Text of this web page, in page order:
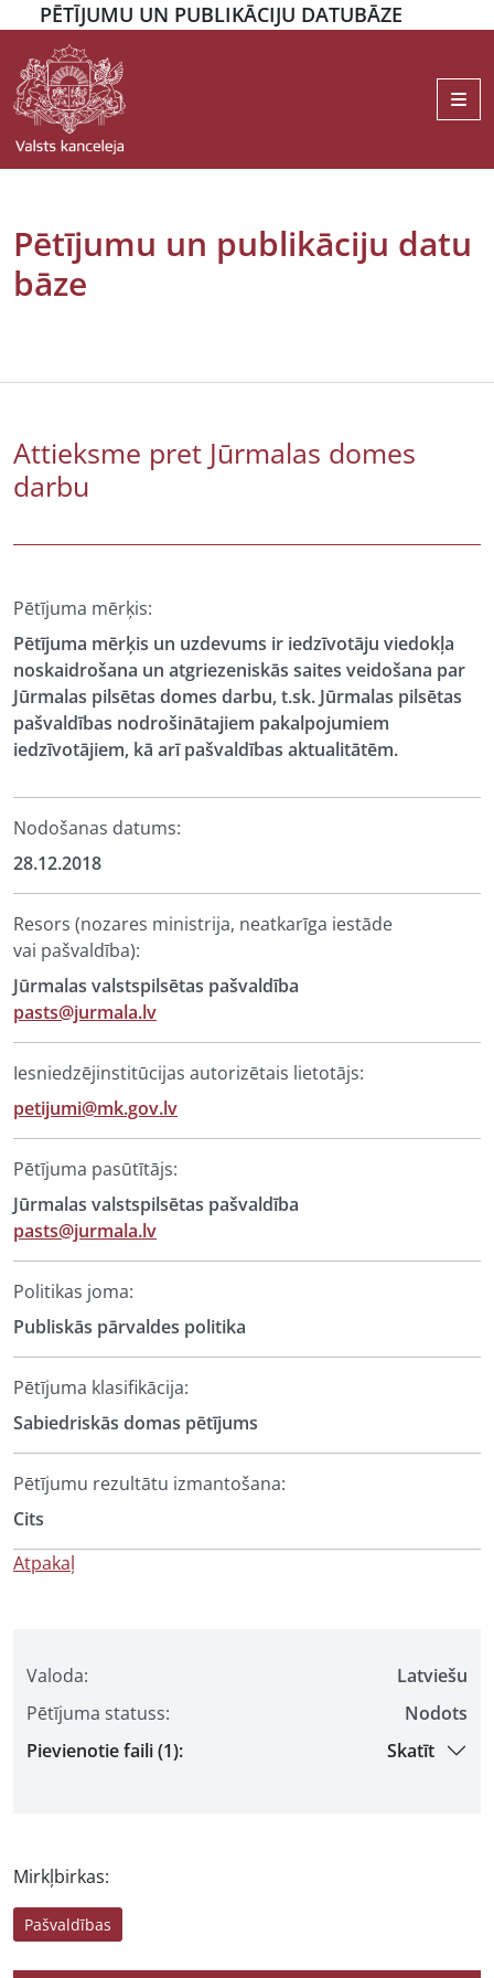
PĒTĪJUMU UN PUBLIKĀCIJU DATUBĀZE
Pētījumu un publikāciju datu
bāze
Valoda:
Latviešu
Pētījuma statuss:
Nodots
Pievienotie faili (1):
Skatīt
Mirkļbirkas:
Pašvaldības
Attieksme pret Jūrmalas domes
darbu
Pētījuma mērķis:
Pētījuma mērķis un uzdevums ir iedzīvotāju viedokļa
noskaidrošana un atgriezeniskās saites veidošana par
Jūrmalas pilsētas domes darbu, t.sk. Jūrmalas pilsētas
pašvaldības nodrošinātajiem pakalpojumiem
iedzīvotājiem, kā arī pašvaldības aktualitātēm.
Nodošanas datums:
28.12.2018
Resors (nozares ministrija, neatkarīga iestāde
vai pašvaldība):
Jūrmalas valstspilsētas pašvaldība
pasts@jurmala.lv
Iesniedzējinstitūcijas autorizētais lietotājs:
petijumi@mk.gov.lv
Pētījuma pasūtītājs:
Jūrmalas valstspilsētas pašvaldība
pasts@jurmala.lv
Politikas joma:
Publiskās pārvaldes politika
Pētījuma klasifikācija:
Sabiedriskās domas pētījums
Pētījumu rezultātu izmantošana:
Cits
Atpakaļ